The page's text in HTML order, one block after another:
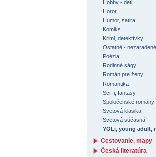
Hobby - deti
Horor
Humor, satira
Komiks
Krimi, detektívky
Ostatné - nezaradené
Poézia
Rodinné ságy
Román pre ženy
Romantika
Sci-fi, fantasy
Spoločenské romány
Svetová klasika
Svetová súčasná
YOLi, young adult,
Cestovanie, mapy
Česká literatúra